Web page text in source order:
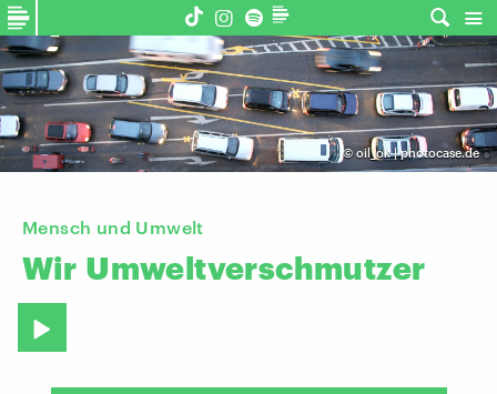
© oil_ok | photocase.de
Mensch und Umwelt
Wir Umweltverschmutzer